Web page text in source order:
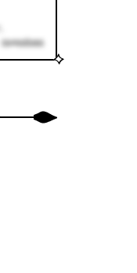
подробнее